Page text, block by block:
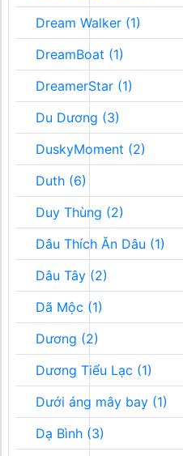
Dream Walker (1)
DreamBoat (1)
DreamerStar (1)
Du Dương (3)
DuskyMoment (2)
Duth (6)
Duy Thùng (2)
Dâu Thích Ăn Dâu (1)
Dâu Tây (2)
Dã Mộc (1)
Dương (2)
Dương Tiểu Lạc (1)
Dưới áng mây bay (1)
Dạ Bình (3)